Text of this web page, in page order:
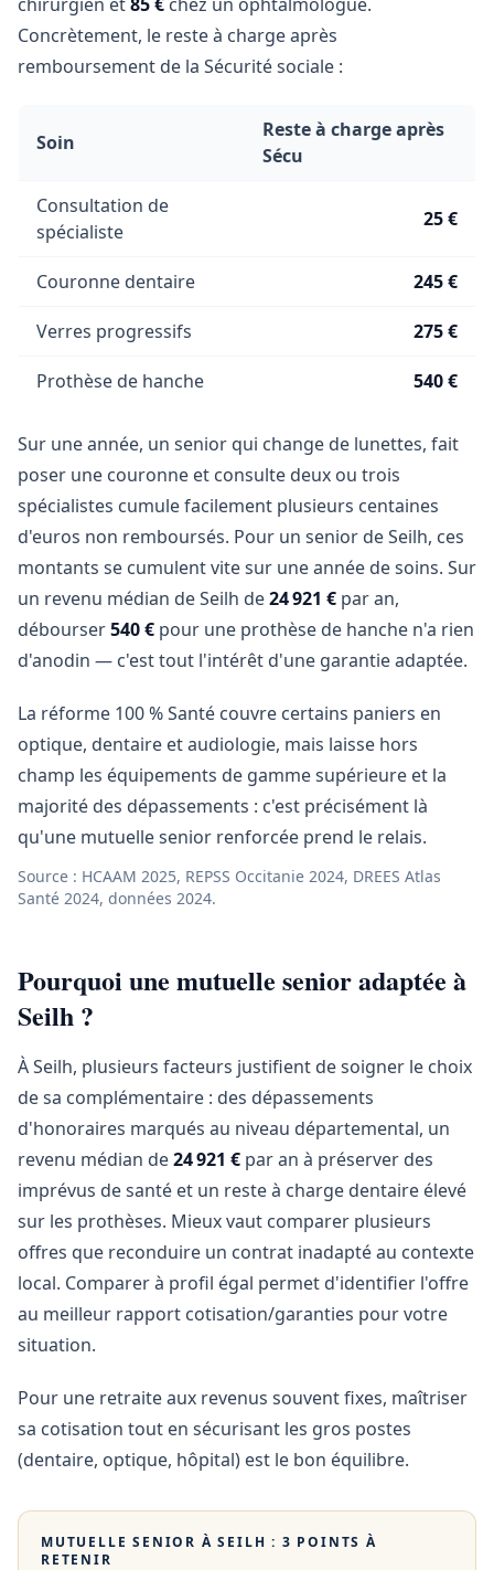
Concrètement, le reste à charge après
remboursement de la Sécurité sociale :
Soin
Reste à charge après
Sécu
Consultation de
spécialiste
25 €
Couronne dentaire 245 €
Verres progressifs 275 €
Prothèse de hanche 540 €
Sur une année, un senior qui change de lunettes, fait
poser une couronne et consulte deux ou trois
spécialistes cumule facilement plusieurs centaines
d'euros non remboursés. Pour un senior de Seilh, ces
montants se cumulent vite sur une année de soins. Sur
un revenu médian de Seilh de24 921 € par an,
débourser540 € pour une prothèse de hanche n'a rien
d'anodin — c'est tout l'intérêt d'une garantie adaptée.
La réforme 100 % Santé couvre certains paniers en
optique, dentaire et audiologie, mais laisse hors
champ les équipements de gamme supérieure et la
majorité des dépassements : c'est précisément là
qu'une mutuelle senior renforcée prend le relais.
Source : HCAAM 2025, REPSS Occitanie 2024, DREES Atlas
Santé 2024, données 2024.
Pourquoi une mutuelle senior adaptée à
Seilh ?
À Seilh, plusieurs facteurs justifient de soigner le choix
de sa complémentaire : des dépassements
d'honoraires marqués au niveau départemental, un
revenu médian de24 921 € par an à préserver des
imprévus de santé et un reste à charge dentaire élevé
sur les prothèses. Mieux vaut comparer plusieurs
offres que reconduire un contrat inadapté au contexte
local. Comparer à profil égal permet d'identifier l'offre
au meilleur rapport cotisation/garanties pour votre
situation.
Pour une retraite aux revenus souvent fixes, maîtriser
sa cotisation tout en sécurisant les gros postes
(dentaire, optique, hôpital) est le bon équilibre.
MUTUELLE SENIOR ÀSEILH : 3 POINTS À
RETENIR